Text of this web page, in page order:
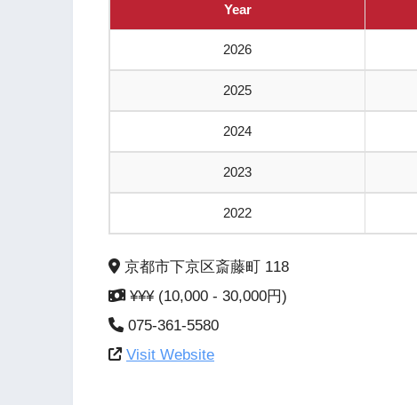
Year
2026
2025
2024
2023
2022
京都市下京区斎藤町 118
¥¥¥ (10,000 - 30,000円)
075-361-5580
Visit Website